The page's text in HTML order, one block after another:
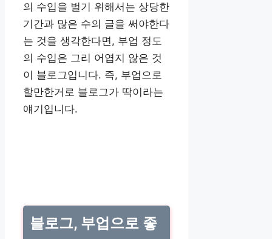
의 수입을 벌기 위해서는 상당한
기간과 많은 수의 글을 써야한다
는 것을 생각한다면, 부업 정도
의 수입은 그리 어엽지 않은 것
이 블로그입니다. 즉, 부업으로
할만한거로 블로그가 딱이라는
얘기입니다.
블로그, 부업으로 좋